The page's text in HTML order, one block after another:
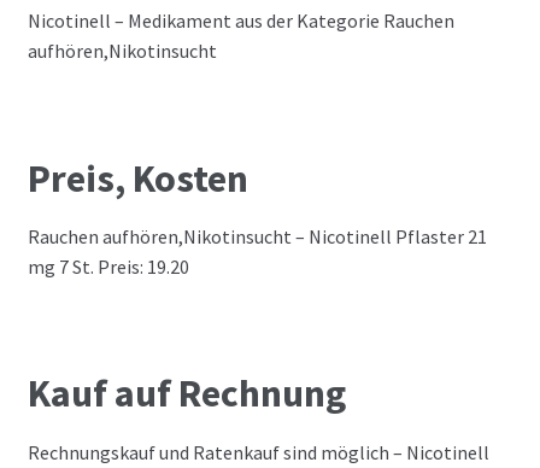
Nicotinell – Medikament aus der Kategorie Rauchen
aufhören,Nikotinsucht
Preis, Kosten
Rauchen aufhören,Nikotinsucht – Nicotinell Pflaster 21
mg 7 St. Preis: 19.20
Kauf auf Rechnung
Rechnungskauf und Ratenkauf sind möglich – Nicotinell